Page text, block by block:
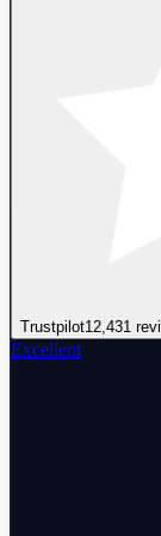
Trustpilot12,431
Excellent